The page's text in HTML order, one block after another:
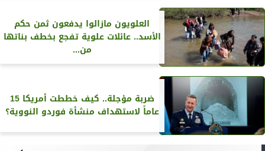
العلويون مازالوا يدفعون ثمن حكم
الأسد.. عائلات علوية تفجع بخطف بناتها
من...
ضربة مؤجلة.. كيف خططت أمريكا 15
عاماً لاستهداف منشأة فوردو النووية؟